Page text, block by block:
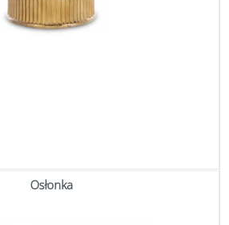
Osłonka